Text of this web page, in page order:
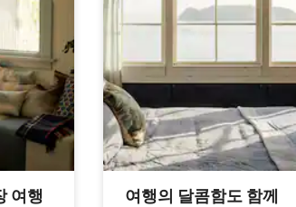
여행
여행의 달콤함도 함께